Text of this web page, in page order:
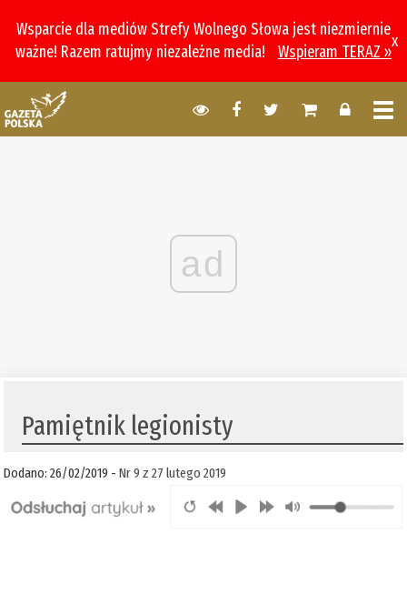
Wsparcie dla mediów Strefy Wolnego Słowa jest niezmiernie
ważne! Razem ratujmy niezależne media!
Wspieram TERAZ »
x
ad
Pamiętnik legionisty
Dodano: 26/02/2019 -Nr 9 z 27 lutego 2019